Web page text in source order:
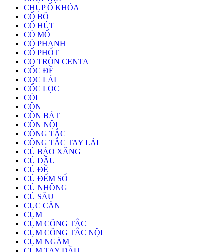
CHỤP Ổ KHÓA
CỔ BÔ
CỔ HÚT
CÒ MỔ
CÒ PHANH
CỔ PHỐT
CO TRÒN CENTA
CỐC ĐỀ
CỌC LÁI
CỐC LỌC
CÒI
CÔN
CỒN BÁT
CÔN NỘI
CÔNG TẮC
CÔNG TẮC TAY LÁI
CỦ BÁO XĂNG
CỦ DẦU
CỦ ĐỀ
CỦ ĐẾM SỐ
CỦ NHÔNG
CỦ SÂU
CỤC CĂN
CỤM
CỤM CÔNG TẮC
CỤM CÔNG TẮC NỘI
CỤM NGÀM